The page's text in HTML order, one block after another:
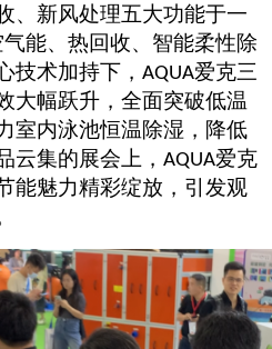
、新风处理五大功能于一
能、热回收、 智能柔性除
技术加持下， AQUA爱克三
大幅跃升，全面突破低温
室内泳池恒温除湿，降低
云集的展会上， AQUA爱克
能魅力精彩绽放，引发观